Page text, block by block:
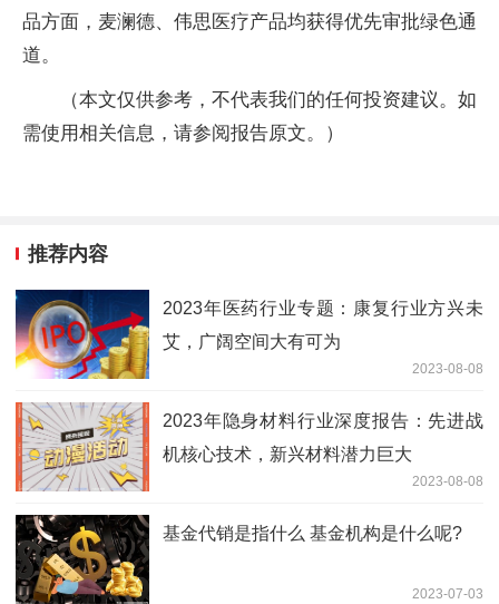
品方面，麦澜德、伟思医疗产品均获得优先审批绿色通
道。
（本文仅供参考，不代表我们的任何投资建议。如
需使用相关信息，请参阅报告原文。）
推荐内容
2023年医药行业专题：康复行业方兴未
艾，广阔空间大有可为
2023-08-08
2023年隐身材料行业深度报告：先进战
机核心技术，新兴材料潜力巨大
2023-08-08
基金代销是指什么 基金机构是什么呢?
2023-07-03